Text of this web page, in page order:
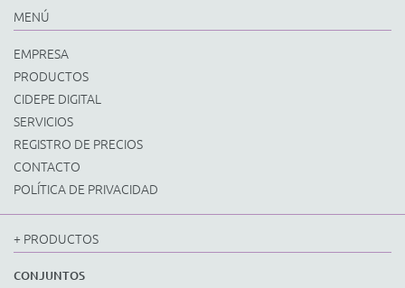
MENÚ
EMPRESA
PRODUCTOS
CIDEPE DIGITAL
SERVICIOS
REGISTRO DE PRECIOS
CONTACTO
POLÍTICA DE PRIVACIDAD
+ PRODUCTOS
CONJUNTOS